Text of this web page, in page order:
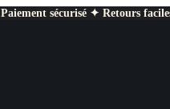
sécurisé ✦ Retours